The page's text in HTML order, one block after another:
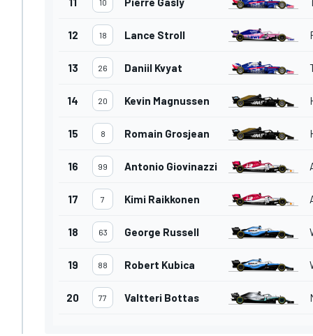
10
12 18 Lance Stroll
13 26 Daniil Kvyat
14 20 Kevin Magnussen
15 8 Romain Grosjean
16 99 Antonio Giovinazzi
17 7 Kimi Raikkonen
18 63 George Russell
19 88 Robert Kubica
20 77 Valtteri Bottas